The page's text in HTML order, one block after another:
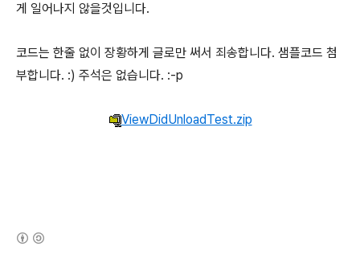
게 일어나지 않을것입니다.
코드는 한줄 없이 장황하게 글로만 써서 죄송합니다. 샘플코드 첨
부합니다. :) 주석은 없습니다. :-p
ViewDidUnloadTest.zip